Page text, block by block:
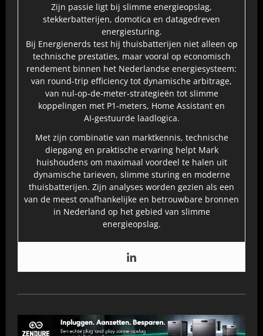
Zijn passie ligt bij slimme energieopslag,
stekkerbatterijen, domotica en datagedreven
energiesturing.
Bij Energienerds test hij thuisbatterijen niet alleen op
technische prestaties, maar vooral op economisch
rendement binnen het Nederlandse energiesysteem:
van round‑trip efficiency tot dynamische arbitrage,
van nul‑op‑de‑meter‑strategieën tot slimme
koppelingen met P1‑meters, Home Assistant en
AI‑gestuurde laadlogica.
Met zijn combinatie van marktkennis, technische
diepgang en praktische ervaring helpt Mark
huishoudens om maximaal voordeel te halen uit
dynamische tarieven, slimme sturing en moderne
thuisbatterijen. Zijn analyses worden gezien als een
van de meest onafhankelijke en betrouwbare bronnen
in Nederland op het gebied van slimme
energieopslag.